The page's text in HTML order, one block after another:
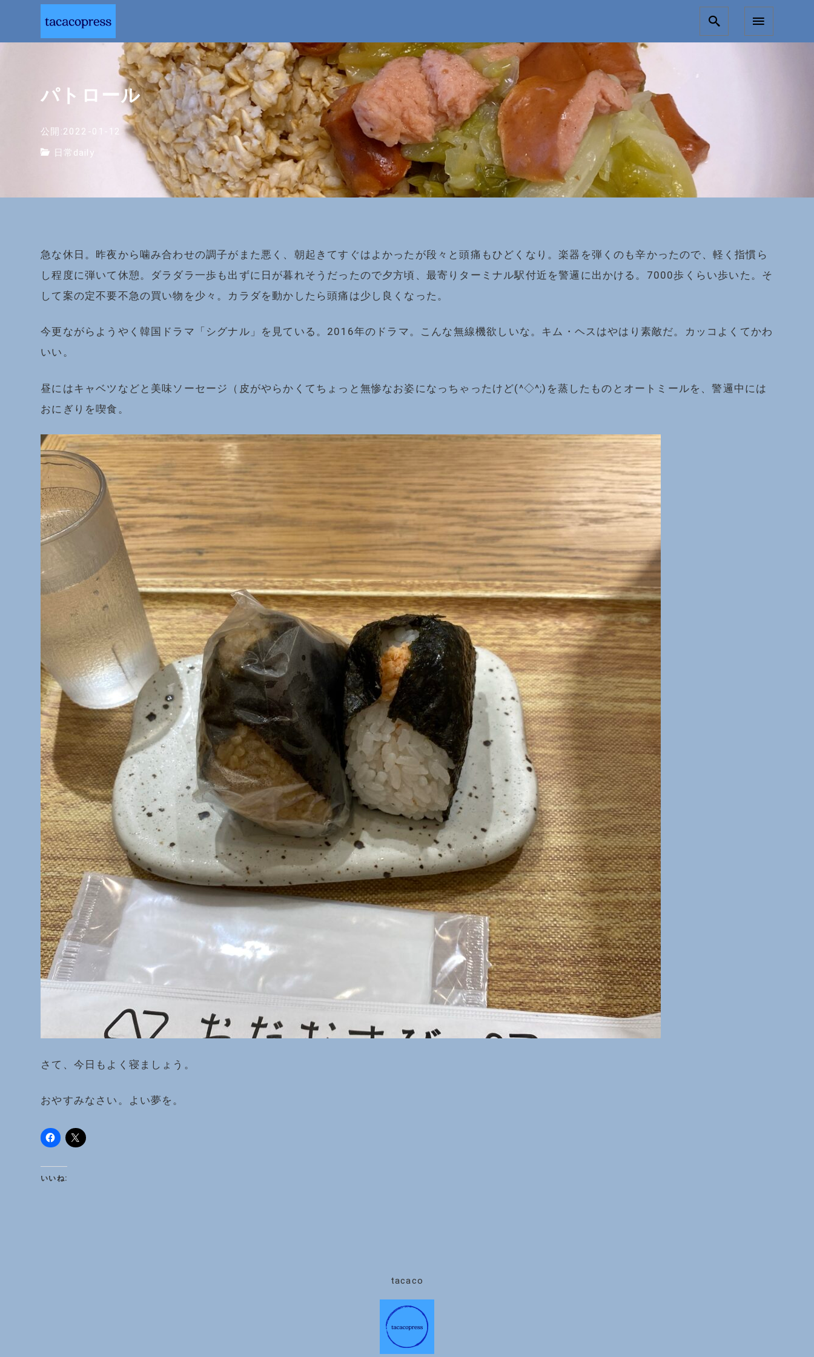
パトロール
公開:2022-01-12
日常daily
急な休日。昨夜から噛み合わせの調子がまた悪く、朝起きてすぐはよかったが段々と頭痛もひどくなり。楽器を弾くのも辛かったので、軽く指慣ら
し程度に弾いて休憩。ダラダラ一歩も出ずに日が暮れそうだったので夕方頃、最寄りターミナル駅付近を警邏に出かける。7000歩くらい歩いた。そ
して案の定不要不急の買い物を少々。カラダを動かしたら頭痛は少し良くなった。
今更ながらようやく韓国ドラマ「シグナル」を見ている。2016年のドラマ。こんな無線機欲しいな。キム・ヘスはやはり素敵だ。カッコよくてかわ
いい。
昼にはキャベツなどと美味ソーセージ（皮がやらかくてちょっと無惨なお姿になっちゃったけど(^◇^;)を蒸したものとオートミールを、警邏中には
おにぎりを喫食。
さて、今日もよく寝ましょう。
おやすみなさい。よい夢を。
いいね:
tacaco